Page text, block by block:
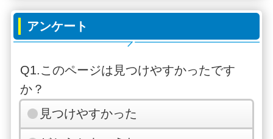
アンケート
Q1.このページは見つけやすかったです
か？
見つけやすかった